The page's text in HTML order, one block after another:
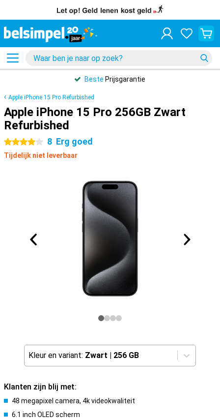
Beste Prijsgarantie
Apple iPhone 15 Pro Refurbished
Apple iPhone 15 Pro 256GB Zwart
Refurbished
4 sterren 8 Erg goed
Tijdelijk niet leverbaar
Kleur en variant: Zwart | 256 GB
Klanten zijn blij met:
48 megapixel camera, 4k videokwaliteit
6.1 inch OLED scherm